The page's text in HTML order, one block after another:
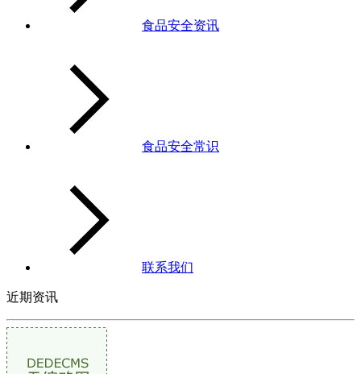
食品安全资讯
食品安全常识
联系我们
近期资讯